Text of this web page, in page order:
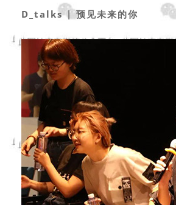
D_talks | 预见未来的你